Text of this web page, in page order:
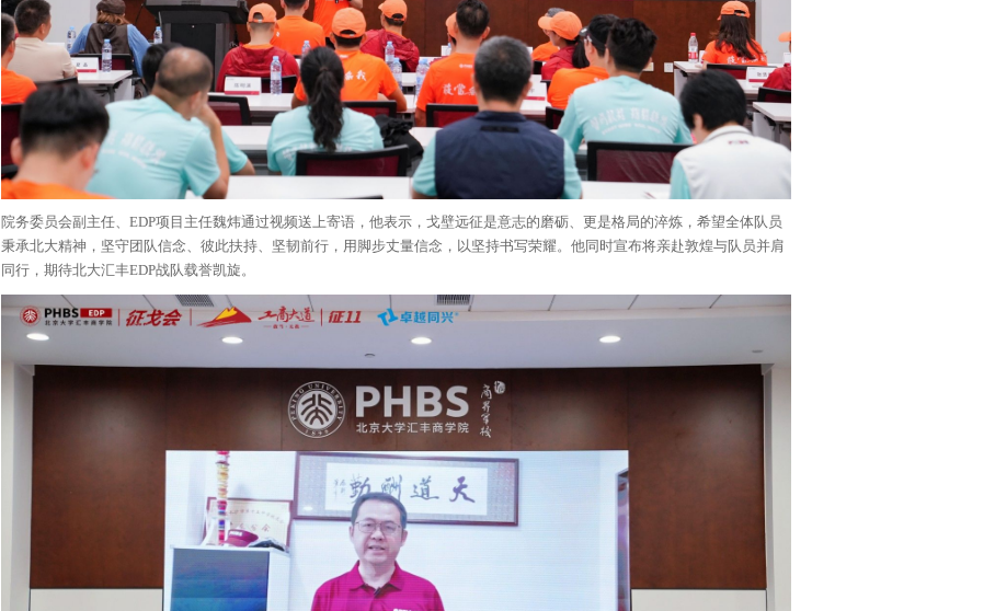
院务委员会副主任、EDP项目主任魏炜通过视频送上寄语，他表示，戈壁远征是意志的磨砺、更是格局的淬炼，希望全体队员
秉承北大精神，坚守团队信念、彼此扶持、坚韧前行，用脚步丈量信念，以坚持书写荣耀。他同时宣布将亲赴敦煌与队员并肩
同行，期待北大汇丰EDP战队载誉凯旋。